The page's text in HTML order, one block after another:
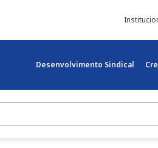
Desenvolvimento Sindical